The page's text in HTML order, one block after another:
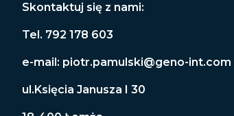
Skontaktuj się z nami:
Tel. 792 178 603
e-mail: piotr.pamulski@geno-int.com
ul.Księcia Janusza I 30